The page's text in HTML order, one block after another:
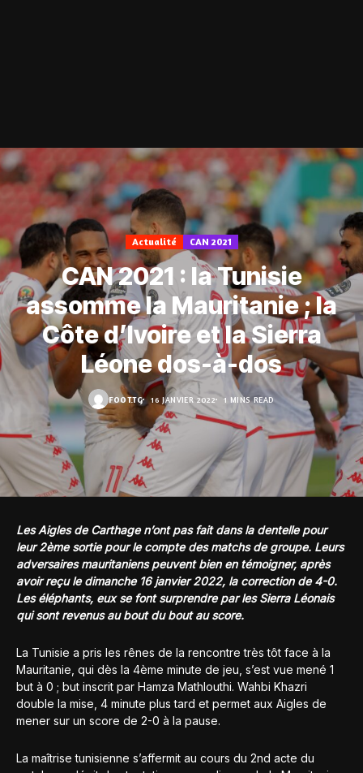
Actualité CAN 2021
CAN 2021 : la Tunisie
assomme la Mauritanie ; la
Côte d’Ivoire et la Sierra
Léone dos-à-dos
FOOT.TG 16 JANVIER 2022 1 MINS READ
Les Aigles de Carthage n’ont pas fait dans la dentelle pour
leur 2ème sortie pour le compte des matchs de groupe. Leurs
adversaires mauritaniens peuvent bien en témoigner, après
avoir reçu le dimanche 16 janvier 2022, la correction de 4-0.
Les éléphants, eux se font surprendre par les Sierra Léonais
qui sont revenus au bout du bout au score.
La Tunisie a pris les rênes de la rencontre très tôt face à la
Mauritanie, qui dès la 4ème minute de jeu, s’est vue mené 1
but à 0 ; but inscrit par Hamza Mathlouthi. Wahbi Khazri
double la mise, 4 minute plus tard et permet aux Aigles de
mener sur un score de 2-0 à la pause.
La maîtrise tunisienne s’affermit au cours du 2nd acte du